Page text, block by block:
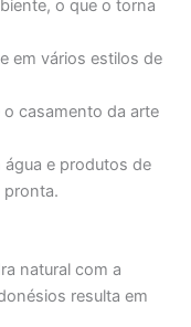
o que o torna
em vários estilos de
casamento da arte
água e produtos de
pronta.
natural com a
resulta em